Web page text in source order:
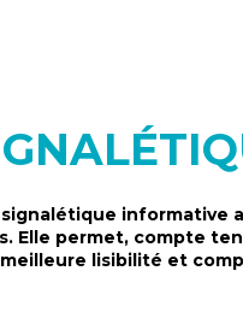
signalétique informative
Elle permet, compte
lisibilité et